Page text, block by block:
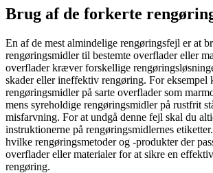
Brug af de forkerte
En af de mest almindelige rengøringsfejl er at
rengøringsmidler til bestemte overflader eller
overflader kræver forskellige
skader eller ineffektiv rengøring. For eksempel
rengøringsmidler på sarte overflader som
mens syreholdige rengøringsmidler på rustfrit
misfarvning. For at undgå denne fejl skal du
instruktionerne på rengøringsmidlernes
hvilke rengøringsmetoder og -produkter der
overflader eller materialer for at sikre en
rengøring.